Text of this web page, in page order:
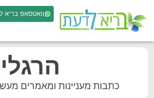
וואטסאפ בריא
כתבות מעניינות ומאמרים